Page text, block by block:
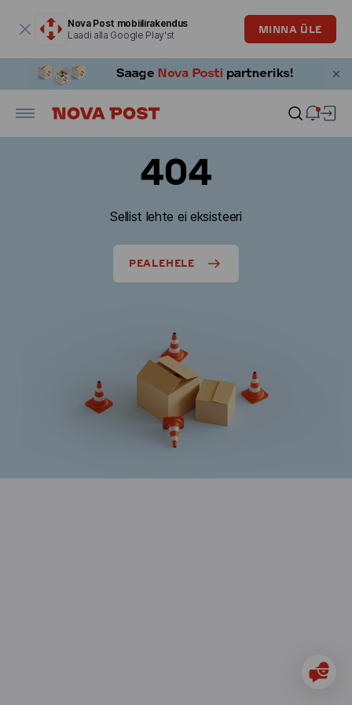
Nova Post mobiilirakendus
Laadi alla Google Play'st
MINNA ÜLE
404
Sellist lehte ei eksisteeri
PEALEHELE